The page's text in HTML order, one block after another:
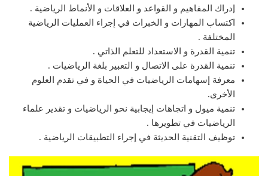
إدراك المفاهيم و القواعد و العلاقات و الأنماط الرياضية .
اكتساب المهارات و الخبرات في إجراء العمليات الرياضية
المختلفة .
تنمية القدرة و الاستعداد للتعلم الذاتي .
تنمية القدرة على الاتصال و التعبير بلغة الرياضيات .
معرفة إسهامات الرياضيات في الحياة و في تقدم العلوم
الأخرى.
تنمية ميول و اتجاهات إيجابية نحو الرياضيات و تقدير علماء
الرياضيات في تطويرها .
توظيف التقنية الحديثة في إجراء التطبيقات الرياضية .